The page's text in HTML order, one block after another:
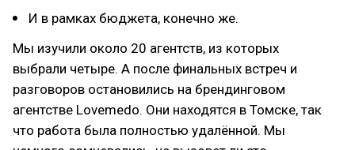
И в рамках бюджета, конечно же.
Мы изучили около 20 агентств, из которых
выбрали четыре. А после финальных встреч и
разговоров остановились на брендинговом
агентстве Lovemedo. Они находятся в Томске, так
что работа была полностью удалённой. Мы